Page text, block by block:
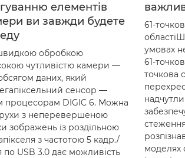
елементів
ви завжди будете
обробкою
чутливістю камери —
даних, який
сенсор —
процесорам DIGIC 6. Можна
рухи з неперевершеною
зображень із роздільною
з частотою 5 кадр./
по USB 3.0 дає можливість
61-
умовах
61-
точкова
моделях